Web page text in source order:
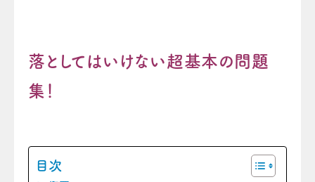
落としてはいけない超基本の問題
集！
目次